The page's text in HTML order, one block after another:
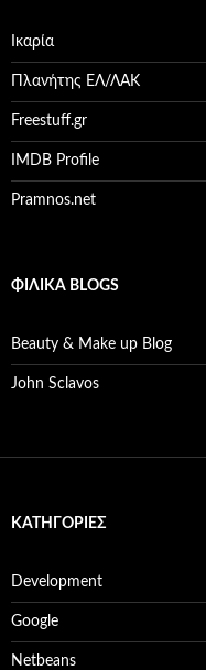
Ικαρία
Πλανήτης ΕΛ/ΛΑΚ
Freestuff.gr
IMDB Profile
Pramnos.net
ΦΙΛΙΚΆ BLOGS
Beauty & Make up Blog
John Sclavos
KΑΤΗΓΟΡΊΕΣ
Development
Google
Netbeans